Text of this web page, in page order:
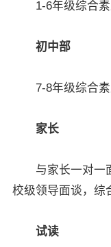
1-6年级综合素
初中部
7-8年级综合素
家长
与家长一对一面
校级领导面谈，综
试读